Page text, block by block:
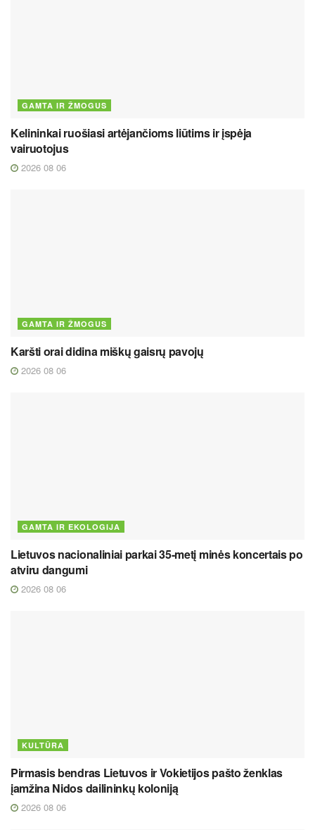
GAMTA IR ŽMOGUS
Kelininkai ruošiasi artėjančioms liūtims ir įspėja
vairuotojus
2026 08 06
GAMTA IR ŽMOGUS
Karšti orai didina miškų gaisrų pavojų
2026 08 06
GAMTA IR EKOLOGIJA
Lietuvos nacionaliniai parkai 35-metį minės koncertais po
atviru dangumi
2026 08 06
KULTŪRA
Pirmasis bendras Lietuvos ir Vokietijos pašto ženklas
įamžina Nidos dailininkų koloniją
2026 08 06